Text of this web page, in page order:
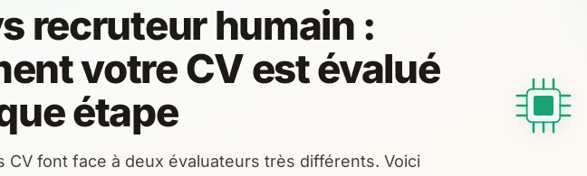
recruteur humain :
votre CV est évalué
étape
CV font face à deux évaluateurs très différents. Voici